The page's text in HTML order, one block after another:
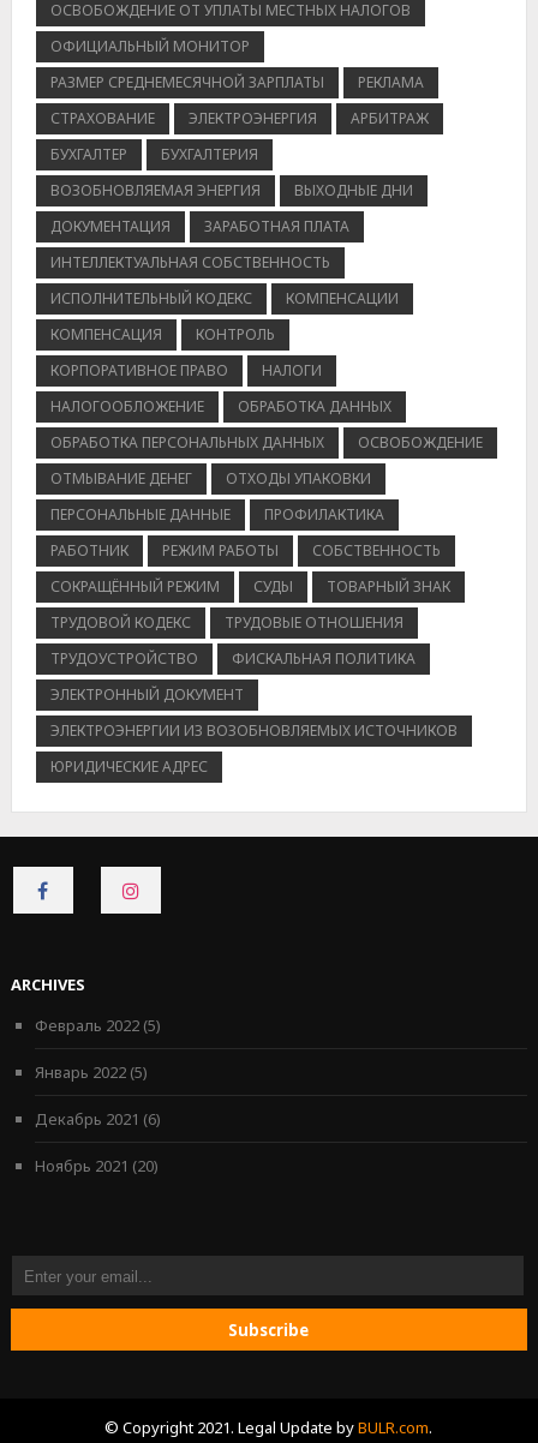
ОСВОБОЖДЕНИЕ ОТ УПЛАТЫ МЕСТНЫХ НАЛОГОВ
ОФИЦИАЛЬНЫЙ МОНИТОР
РАЗМЕР СРЕДНЕМЕСЯЧНОЙ ЗАРПЛАТЫ
РЕКЛАМА
СТРАХОВАНИЕ
ЭЛЕКТРОЭНЕРГИЯ
АРБИТРАЖ
БУХГАЛТЕР
БУХГАЛТЕРИЯ
ВОЗОБНОВЛЯЕМАЯ ЭНЕРГИЯ
ВЫХОДНЫЕ ДНИ
ДОКУМЕНТАЦИЯ
ЗАРАБОТНАЯ ПЛАТА
ИНТЕЛЛЕКТУАЛЬНАЯ СОБСТВЕННОСТЬ
ИСПОЛНИТЕЛЬНЫЙ КОДЕКС
КОМПЕНСАЦИИ
КОМПЕНСАЦИЯ
КОНТРОЛЬ
КОРПОРАТИВНОЕ ПРАВО
НАЛОГИ
НАЛОГООБЛОЖЕНИЕ
ОБРАБОТКА ДАННЫХ
ОБРАБОТКА ПЕРСОНАЛЬНЫХ ДАННЫХ
ОСВОБОЖДЕНИЕ
ОТМЫВАНИЕ ДЕНЕГ
ОТХОДЫ УПАКОВКИ
ПЕРСОНАЛЬНЫЕ ДАННЫЕ
ПРОФИЛАКТИКА
РАБОТНИК
РЕЖИМ РАБОТЫ
СОБСТВЕННОСТЬ
СОКРАЩЁННЫЙ РЕЖИМ
СУДЫ
ТОВАРНЫЙ ЗНАК
ТРУДОВОЙ КОДЕКС
ТРУДОВЫЕ ОТНОШЕНИЯ
ТРУДОУСТРОЙСТВО
ФИСКАЛЬНАЯ ПОЛИТИКА
ЭЛЕКТРОННЫЙ ДОКУМЕНТ
ЭЛЕКТРОЭНЕРГИИ ИЗ ВОЗОБНОВЛЯЕМЫХ ИСТОЧНИКОВ
ЮРИДИЧЕСКИЕ АДРЕС
CONNECT
ON
ARCHIVES
Февраль 2022(5)
Январь 2022(5)
Декабрь 2021 (6)
Ноябрь 2021 (20)
© Copyright 2021. Legal Update byBULR.com.